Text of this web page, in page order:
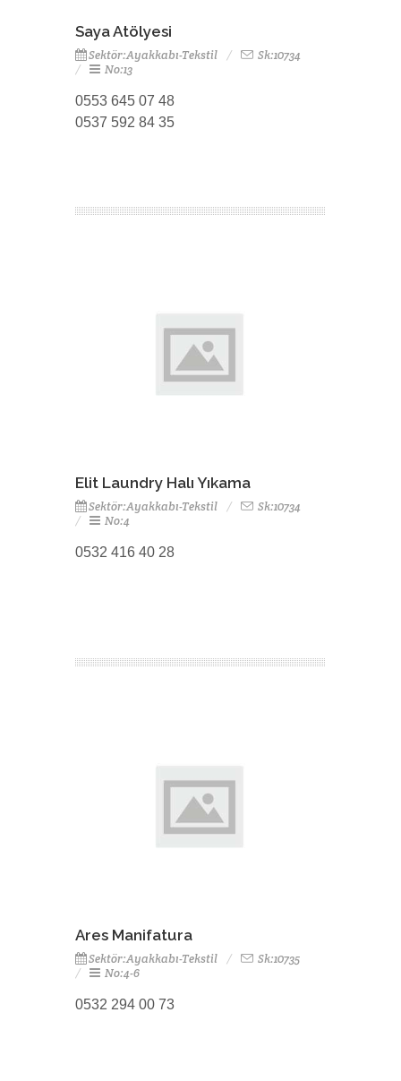
Saya Atölyesi
Sektör:Ayakkabı-Tekstil
Sk:10734
No:13
0553 645 07 48
0537 592 84 35
Elit Laundry Halı Yıkama
Sektör:Ayakkabı-Tekstil
Sk:10734
No:4
0532 416 40 28
Ares Manifatura
Sektör:Ayakkabı-Tekstil
Sk:10735
No:4-6
0532 294 00 73